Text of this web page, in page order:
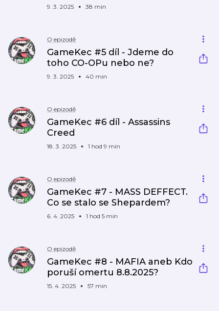
9. 3. 2025 38 min
O epizodě
GameKec #5 díl - Jdeme do
toho CO-OPu nebo ne?
9. 3. 2025 40 min
O epizodě
GameKec #6 díl - Assassins
Creed
18. 3. 2025 1 hod 9 min
O epizodě
GameKec #7 - MASS DEFFECT.
Co se stalo se Shepardem?
6. 4. 2025 1 hod 5 min
O epizodě
GameKec #8 - MAFIA aneb Kdo
poruší omertu 8.8.2025?
15. 4. 2025 57 min